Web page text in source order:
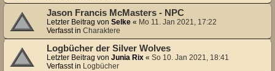
Jason Francis McMasters - NPC
Letzter Beitrag von Selke « Mo 11. Jan 2021, 17:22
Verfasst in Charaktere
Logbücher der Silver Wolves
Letzter Beitrag von Junia Rix « So 10. Jan 2021, 18:41
Verfasst in Logbücher